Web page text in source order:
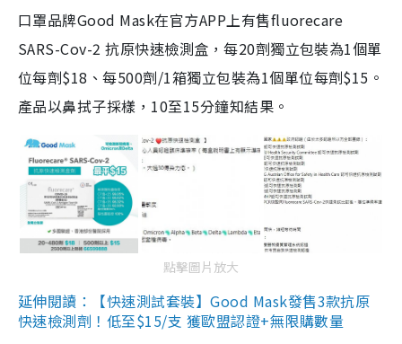
口罩品牌Good Mask在官方APP上有售fluorecare
SARS-Cov-2 抗原快速檢測盒，每20劑獨立包裝為1個單
位每劑$18、每500劑/1箱獨立包裝為1個單位每劑$15。
產品以鼻拭子採樣，10至15分鐘知結果。
點擊圖片放大
延伸閱讀：【快速測試套裝】Good Mask發售3款抗原
快速檢測劑！低至$15/支 獲歐盟認證+無限購數量